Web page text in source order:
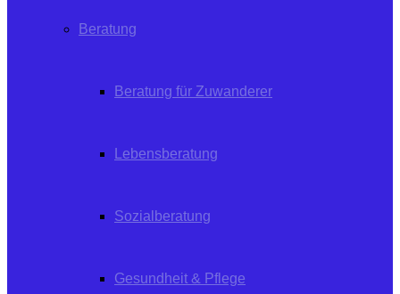
Beratung
Beratung für Zuwanderer
Lebensberatung
Sozialberatung
Gesundheit & Pflege